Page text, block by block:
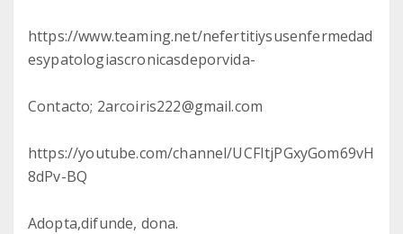
https://www.teaming.net/nefertitiysusenfermedad
esypatologiascronicasdeporvida-
Contacto; 2arcoiris222@gmail.com
https://youtube.com/channel/UCFItjPGxyGom69vH
8dPv-BQ
Adopta,difunde, dona.